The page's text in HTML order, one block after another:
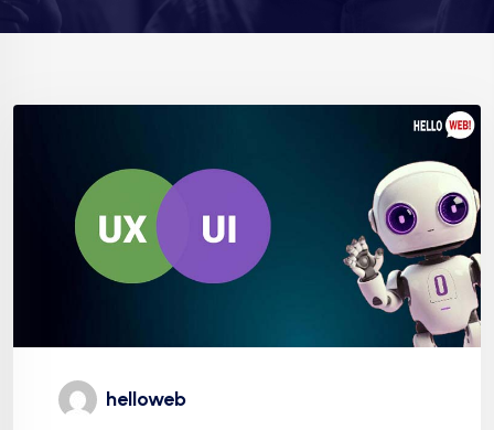
helloweb